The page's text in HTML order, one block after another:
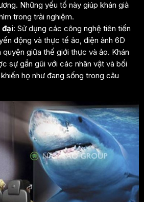
Những yếu tố này giúp khán giả
trong trải nghiệm.
đại: Sử dụng các công nghệ tiên tiến
động và thực tế ảo, điện ảnh 6D
giữa thế giới thực và ảo. Khán
sự gần gũi với các nhân vật và bối
họ như đang sống trong câu